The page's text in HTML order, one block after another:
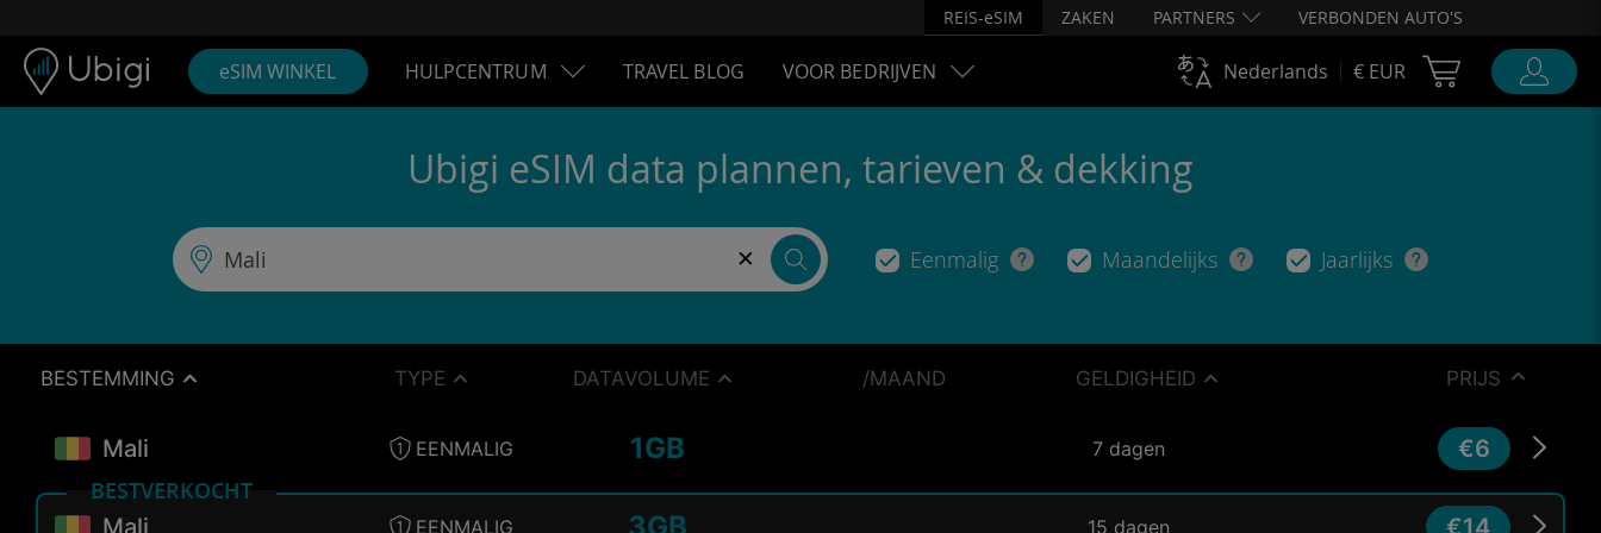
REIS-eSIM ZAKEN PARTNERS VERBONDEN AUTO'S
eSIM WINKEL HULPCENTRUM TRAVEL BLOG VOOR BEDRIJVEN Nederlands € EUR Cart Ubigi
Ubigi eSIM data plannen, tarieven & dekking
× Eenmalig Maandelijks Jaarlijks
BESTEMMING TYPE DATAVOLUME /MAAND GELDIGHEID PRIJS
Mali EENMALIG 1GB 7 dagen €6
Mali EENMALIG 15 dagen €14
BESTVERKOCHT